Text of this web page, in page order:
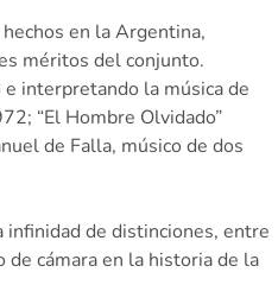
en la Argentina,
méritos del conjunto.
interpretando la música de
“El Hombre Olvidado”
de Falla, músico de dos
de distinciones, entre
de cámara en la historia de la